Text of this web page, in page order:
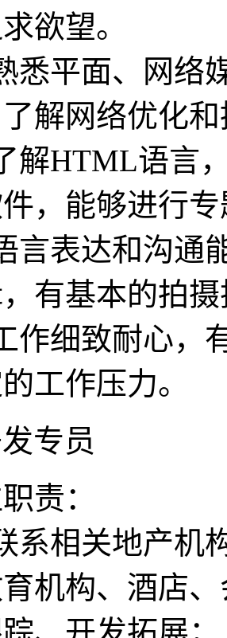
欲望。
悉平面、网络
解网络优化
解HTML语言
，能够进行
言表达和沟通
有基本的拍
作细致耐心，
工作压力。
专员
责：
系相关地产机
机构、酒店